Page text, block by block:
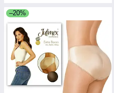
–20%